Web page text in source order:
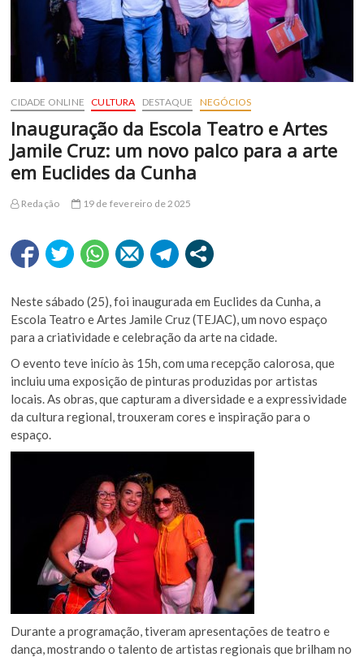
CIDADE ONLINE CULTURA DESTAQUE NEGÓCIOS
Inauguração da Escola Teatro e Artes
Jamile Cruz: um novo palco para a arte
em Euclides da Cunha
Redação 19 de fevereiro de 2025
Neste sábado (25), foi inaugurada em Euclides da Cunha, a
Escola Teatro e Artes Jamile Cruz (TEJAC), um novo espaço
para a criatividade e celebração da arte na cidade.
O evento teve início às 15h, com uma recepção calorosa, que
incluiu uma exposição de pinturas produzidas por artistas
locais. As obras, que capturam a diversidade e a expressividade
da cultura regional, trouxeram cores e inspiração para o
espaço.
Durante a programação, tiveram apresentações de teatro e
dança, mostrando o talento de artistas regionais que brilham no